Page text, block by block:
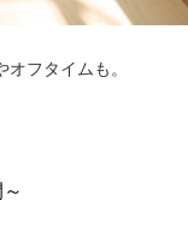
フタイムも。